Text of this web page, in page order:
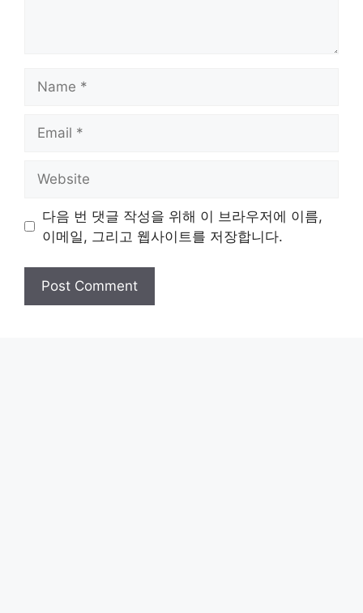
다음 번 댓글 작성을 위해 이 브라우저에 이름,
이메일, 그리고 웹사이트를 저장합니다.